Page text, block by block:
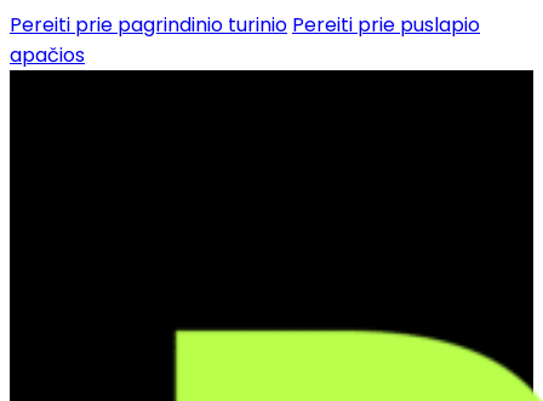
Pereiti prie pagrindinio turinio Pereiti prie puslapio
apačios